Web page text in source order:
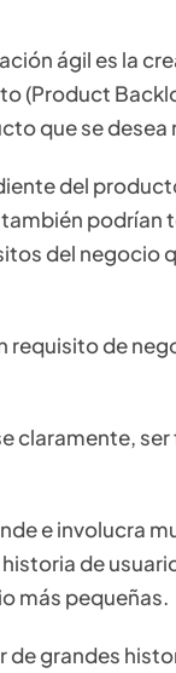
ágil es la
(Product
que se desea
del
también podrían
del negocio
requisito de
claramente,
e involucra
historia de
más pequeñas.
grandes